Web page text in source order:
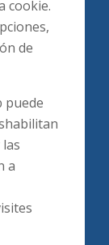
cookie.
de
puede
a